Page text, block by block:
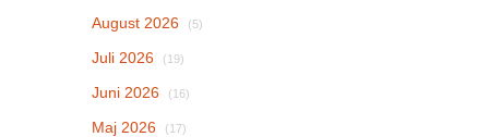
August 2026 (5)
Juli 2026 (19)
Juni 2026 (16)
Maj 2026 (17)